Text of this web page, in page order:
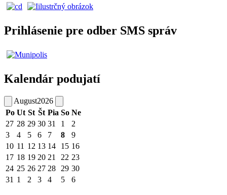
Prihlásenie pre odber SMS správ
Kalendár podujatí
August2026
Po Ut St Št Pia So Ne
27 28 29 30 31 1
2
3
4 5 6 7 8
9
10 11 12 13 14 15 16
17 18 19 20 21 22 23
24 25 26 27 28 29 30
31 1 2 3 4 5 6